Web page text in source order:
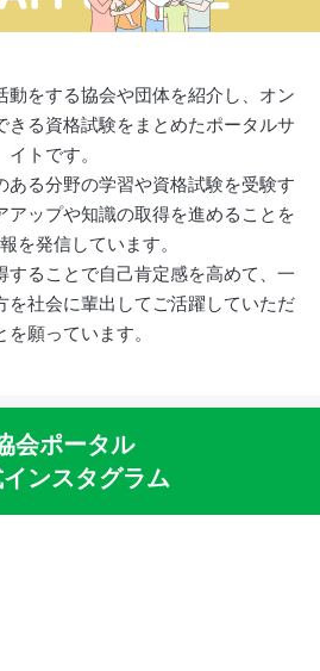
動をする協会や団体を紹介し、オン
きる資格試験をまとめたポータルサ
イトです。
ある分野の学習や資格試験を受験す
アップや知識の取得を進めることを
を発信しています。
することで自己肯定感を高めて、一
を社会に輩出してご活躍していただ
を願っています。
会ポータル
ンスタグラム